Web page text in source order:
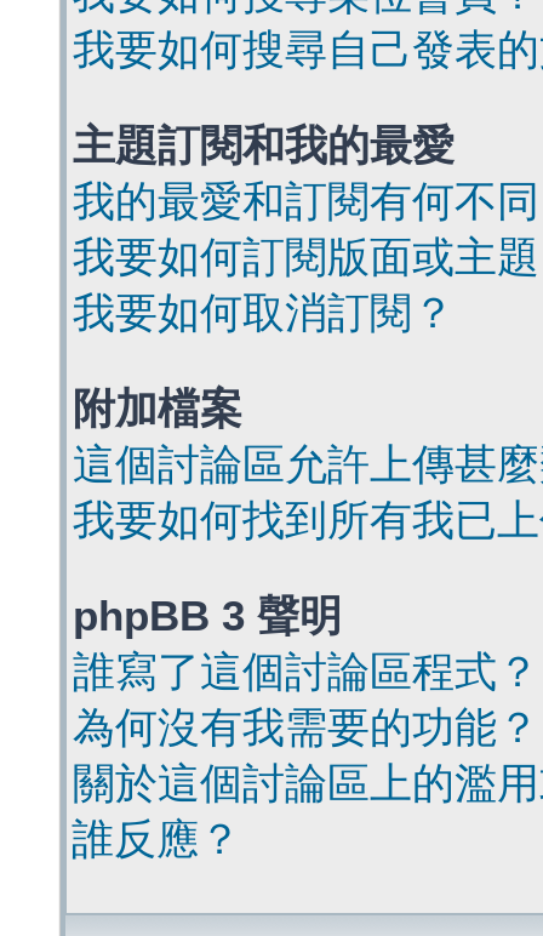
我要如何搜尋自己發表
主題訂閱和我的最愛
我的最愛和訂閱有何不
我要如何訂閱版面或主
我要如何取消訂閱？
附加檔案
這個討論區允許上傳甚
我要如何找到所有我已
phpBB 3 聲明
誰寫了這個討論區程式？
為何沒有我需要的功能？
關於這個討論區上的濫
誰反應？